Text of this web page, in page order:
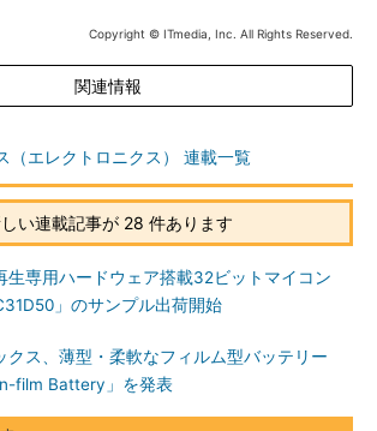
Copyright © ITmedia, Inc. All Rights Reserved.
関連情報
（エレクトロニクス） 連載一覧
い連載記事が 28 件あります
生専用ハードウェア搭載32ビットマイコン
」のサンプル出荷開始
クス、薄型・柔軟なフィルム型バッテリー
film Battery」を発表